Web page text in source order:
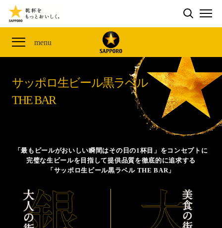
検索する
menu
THE PERFECT 黒ラベル WAGON 出展FES
ザ・パーフェクト黒ラベル アワード
「満天☆青空レストラン」コラボキャンペーン
山本由伸選手応援プロジェクト「GET A STAR
YOSHINOBU」
黒ラベル×『エヴァンゲリオン』30th Anniv.
サッポロ生ビール黒ラベル 『THE STAR JAM』
「丸くなるな、☆星になれ。」限定デザイン缶数量限
定発売
サッポロ生ビール黒ラベル THE SHOP
CLUB 黒ラベル
サッポロ生ビール黒ラベル
オカズデザインが提案する
ザ・パーフェクト黒ラベル
サッポロ生ビール黒ラベル THE BAR
ザ・パーフェクト黒ラベルが飲めるお店
CLUB 黒ラベル
サッポロ生ビール黒ラベル
THE BAR
「最もビールがおいしい瞬間はその日の1杯目」をコンセプトに
完璧な生ビールを目指して提供品質を徹底的に追求する
「サッポロ生ビール黒ラベル THE BAR」